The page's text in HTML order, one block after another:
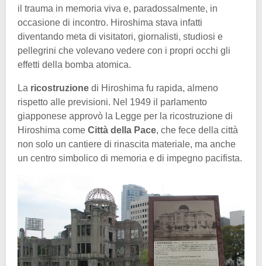
il trauma in memoria viva e, paradossalmente, in
occasione di incontro. Hiroshima stava infatti
diventando meta di visitatori, giornalisti, studiosi e
pellegrini che volevano vedere con i propri occhi gli
effetti della bomba atomica.
La ricostruzione di Hiroshima fu rapida, almeno
rispetto alle previsioni. Nel 1949 il parlamento
giapponese approvò la Legge per la ricostruzione di
Hiroshima come Città della Pace, che fece della città
non solo un cantiere di rinascita materiale, ma anche
un centro simbolico di memoria e di impegno pacifista.